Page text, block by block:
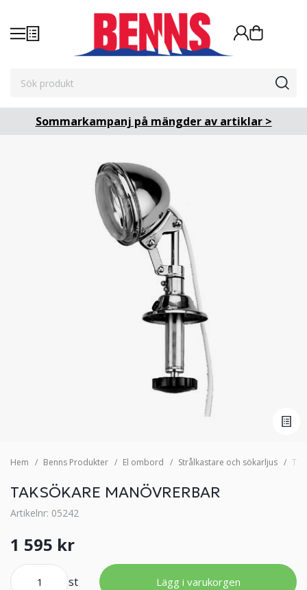
Sommarkampanj på mängder av artiklar >
Hem Benns Produkter El ombord Strålkastare och sökarljus
TAKSÖKARE MANÖVRERBAR
Artikelnr: 05242
1 595 kr
st Lägg i varukorgen